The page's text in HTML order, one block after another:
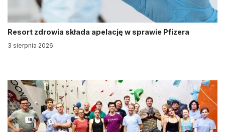
Resort zdrowia składa apelację w sprawie Pfizera
3 sierpnia 2026